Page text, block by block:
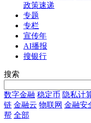
政策速递
专题
专栏
宣传年
AI播报
搜银行
搜索
数字金融 稳定币 隐私计
链 金融云 物联网 金融安
帮 全部